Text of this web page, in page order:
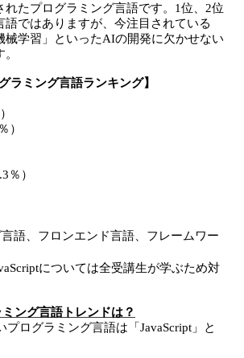
れたプログラミング言語です。1位、2位
語ではありますが、今注目されている
械学習」といったAIの開発に欠かせない
ラミング言語ランキング】
）
％）
語、フロンエンド言語、フレームワー
については全受講生が学ぶため対
ング言語トレンドは？
プログラミング言語は「JavaScript」と